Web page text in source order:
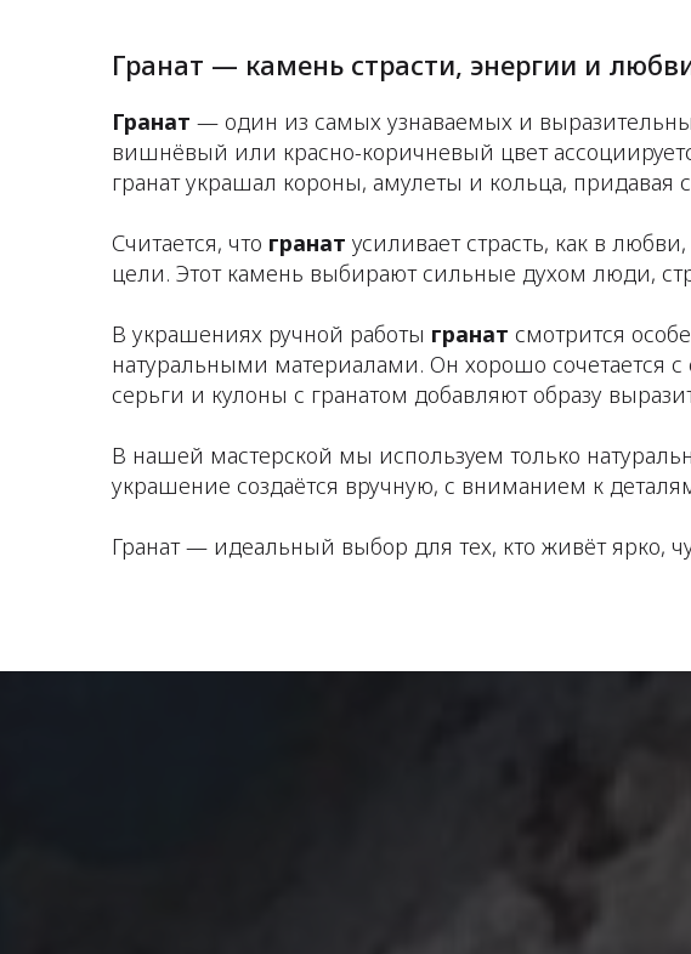
Гранат — камень страсти, энергии и
Гранат — один из самых узнаваемых и
вишнёвый или красно-коричневый цвет
гранат украшал короны, амулеты и кольца, придавая
Считается, что гранат усиливает страсть, как в
цели. Этот камень выбирают сильные духом люди,
В украшениях ручной работы гранат смотрится
натуральными материалами. Он хорошо сочетается
серьги и кулоны с гранатом добавляют образу
В нашей мастерской мы используем только
украшение создаётся вручную, с вниманием к
Гранат — идеальный выбор для тех, кто живёт ярко,